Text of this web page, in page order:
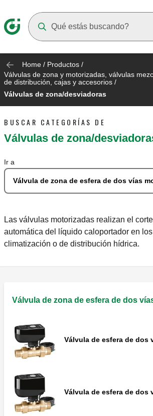
Home / Productos /
Válvulas de zona y motorizadas, válvulas
de distribución, cajas y accesorios /
Válvulas de zona/desviadoras
BUSCAR CATEGORÍAS DE
Válvulas de zona/
Ir a
Válvula de zona de esfera de dos vías
Las válvulas motorizadas realizan el
automática del líquido caloportador en
climatización o de distribución hídrica.
Válvula de zona de esfera de dos
Válvula de esfera de dos
Válvula de esfera de dos